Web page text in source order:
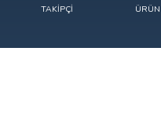
TAKIPÇI ÜRÜN